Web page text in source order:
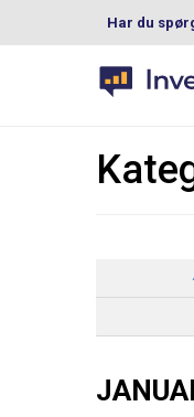
Har du